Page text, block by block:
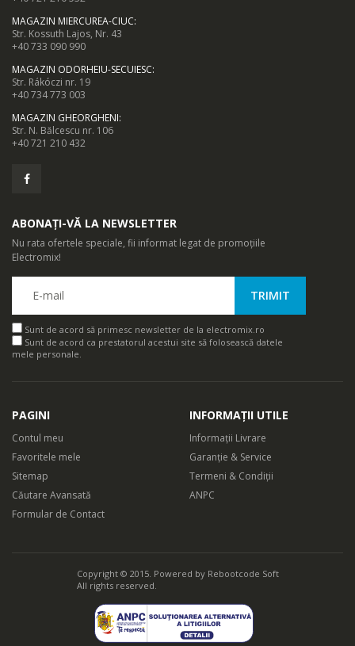
MAGAZIN MIERCUREA-CIUC:
Str. Kossuth Lajos, Nr. 43
+40 733 090 990
MAGAZIN ODORHEIU-SECUIESC:
Str. Rákóczi nr. 19
+40 734 773 003
MAGAZIN GHEORGHENI:
Str. N. Bălcescu nr. 106
+40 721 210 432
ABONAȚI-VĂ LA NEWSLETTER
Nu rata ofertele speciale, fii informat legat de promoțiile
Electromix!
Sunt de acord să primesc newsletter de la electromix.ro
Sunt de acord ca prestatorul acestui site să folosească datele
mele personale.
PAGINI
Contul meu
Favoritele mele
Sitemap
Căutare Avansată
Formular de Contact
INFORMAȚII UTILE
Informații Livrare
Garanție & Service
Termeni & Condiții
ANPC
Copyright © 2015. Powered by Rebootcode Soft
All rights reserved.